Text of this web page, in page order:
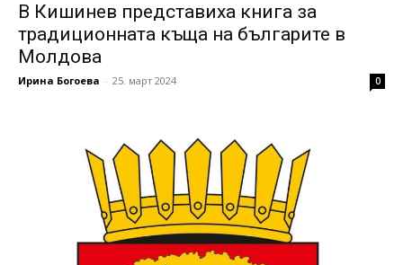
В Кишинев представиха книга за
традиционната къща на българите в
Молдова
Ирина Богоева - 25. март 2024 0